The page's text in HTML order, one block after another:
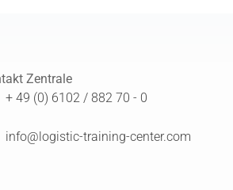
Zentrale
+ 49 (0) 6102 / 882 70 - 0
info@logistic-training-center.com